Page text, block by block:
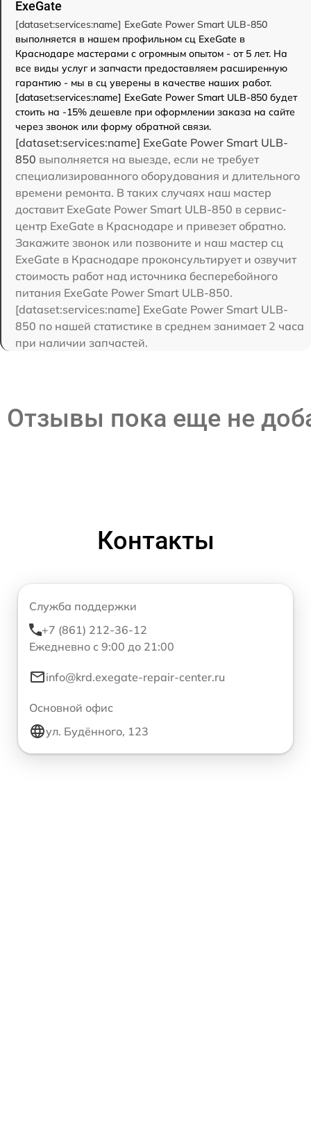
ExeGate
[dataset:services:name] ExeGate Power Smart ULB-850
выполняется в нашем профильном сц ExeGate в
Краснодаре мастерами с огромным опытом - от 5 лет. На
все виды услуг и запчасти предоставляем расширенную
гарантию - мы в сц уверены в качестве наших работ.
[dataset:services:name] ExeGate Power Smart ULB-850 будет
стоить на -15% дешевле при оформлении заказа на сайте
через звонок или форму обратной связи.
[dataset:services:name] ExeGate Power Smart ULB-
850 выполняется на выезде, если не требует
специализированного оборудования и длительного
времени ремонта. В таких случаях наш мастер
доставит ExeGate Power Smart ULB-850 в сервис-
центр ExeGate в Краснодаре и привезет обратно.
Закажите звонок или позвоните и наш мастер сц
ExeGate в Краснодаре проконсультирует и озвучит
стоимость работ над источника бесперебойного
питания ExeGate Power Smart ULB-850.
[dataset:services:name] ExeGate Power Smart ULB-
850 по нашей статистике в среднем занимает 2 часа
при наличии запчастей.
Отзывы пока еще не
Контакты
Служба поддержки
+7 (861) 212-36-12
Ежедневно с 9:00 до 21:00
info@krd.exegate-repair-center.ru
Основной офис
ул. Будённого, 123